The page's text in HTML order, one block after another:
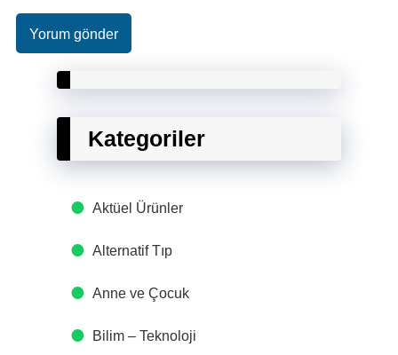
Kategoriler
Aktüel Ürünler
Alternatif Tıp
Anne ve Çocuk
Bilim – Teknoloji